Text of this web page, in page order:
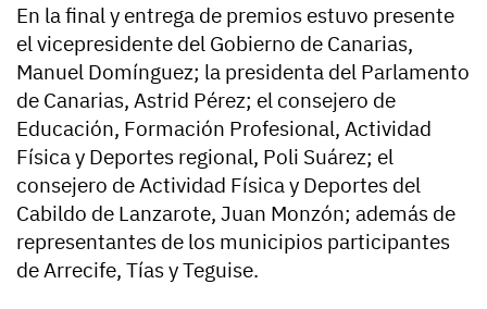
En la final y entrega de premios estuvo presente
el vicepresidente del Gobierno de Canarias,
Manuel Domínguez; la presidenta del Parlamento
de Canarias, Astrid Pérez; el consejero de
Educación, Formación Profesional, Actividad
Física y Deportes regional, Poli Suárez; el
consejero de Actividad Física y Deportes del
Cabildo de Lanzarote, Juan Monzón; además de
representantes de los municipios participantes
de Arrecife, Tías y Teguise.